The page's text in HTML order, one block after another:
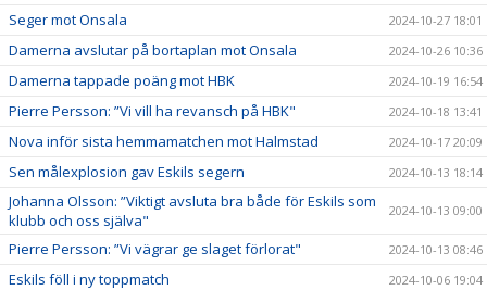
Seger mot Onsala 2024-10-27 18:01
Damerna avslutar på bortaplan mot Onsala 2024-10-26 10:36
Damerna tappade poäng mot HBK 2024-10-19 16:54
Pierre Persson: ”Vi vill ha revansch på HBK" 2024-10-18 13:41
Nova inför sista hemmamatchen mot Halmstad 2024-10-17 20:09
Sen målexplosion gav Eskils segern 2024-10-13 18:14
Johanna Olsson: ”Viktigt avsluta bra både för Eskils som
klubb och oss själva"
2024-10-13 09:00
Pierre Persson: ”Vi vägrar ge slaget förlorat" 2024-10-13 08:46
Eskils föll i ny toppmatch 2024-10-06 19:04